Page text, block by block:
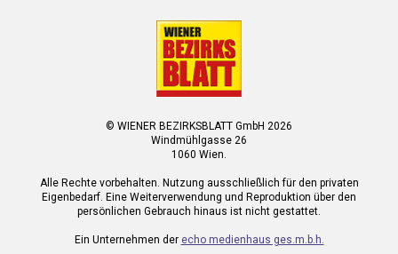
© WIENER BEZIRKSBLATT GmbH 2026
Windmühlgasse 26
1060 Wien.
Alle Rechte vorbehalten. Nutzung ausschließlich für den privaten
Eigenbedarf. Eine Weiterverwendung und Reproduktion über den
persönlichen Gebrauch hinaus ist nicht gestattet.
Ein Unternehmen der echo medienhaus ges.m.b.h.